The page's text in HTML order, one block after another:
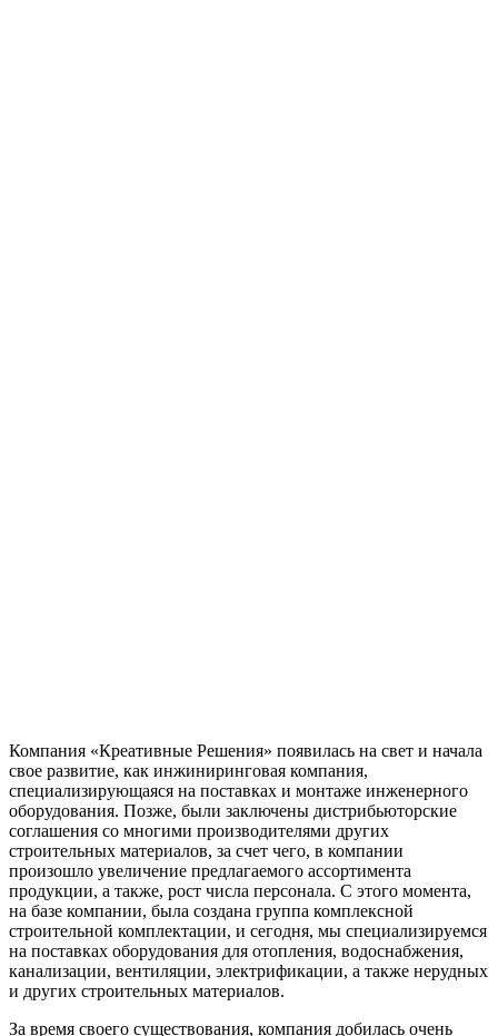
Компания «Креативные Решения» появилась на свет и начала
свое развитие, как инжиниринговая компания,
специализирующаяся на поставках и монтаже инженерного
оборудования. Позже, были заключены дистрибьюторские
соглашения со многими производителями других
строительных материалов, за счет чего, в компании
произошло увеличение предлагаемого ассортимента
продукции, а также, рост числа персонала. С этого момента,
на базе компании, была создана группа комплексной
строительной комплектации, и сегодня, мы специализируемся
на поставках оборудования для отопления, водоснабжения,
канализации, вентиляции, электрификации, а также нерудных
и других строительных материалов.
За время своего существования, компания добилась очень